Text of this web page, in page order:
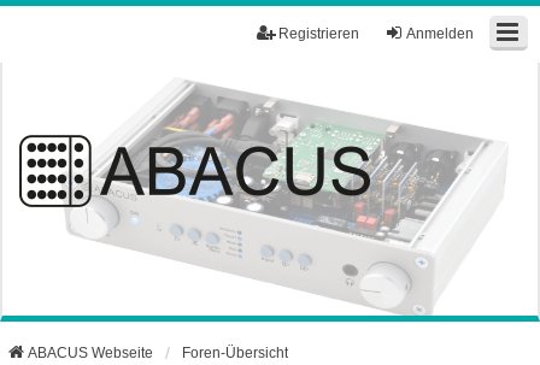
Anmelden
Registrieren
ABACUS Webseite Foren-Übersicht